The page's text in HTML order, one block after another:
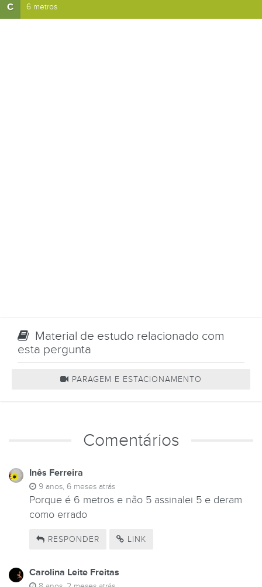
C 6 metros
Material de estudo relacionado com
esta pergunta
PARAGEM E ESTACIONAMENTO
Comentários
Inês Ferreira
9 anos, 6 meses atrás
Porque é 6 metros e não 5 assinalei 5 e deram
como errado
RESPONDER LINK
Carolina Leite Freitas